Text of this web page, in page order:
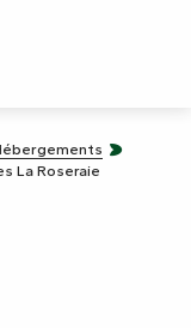
La Roseraie